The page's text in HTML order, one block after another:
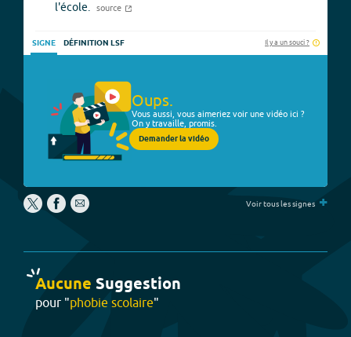
l'école.
source
SIGNE DÉFINITION LSF Il y a un souci ?
Oups.
Vous aussi, vous aimeriez voir une vidéo ici ?
On y travaille, promis.
Demander la vidéo
Voir tous les signes +
Aucune Suggestion
pour "phobie scolaire"